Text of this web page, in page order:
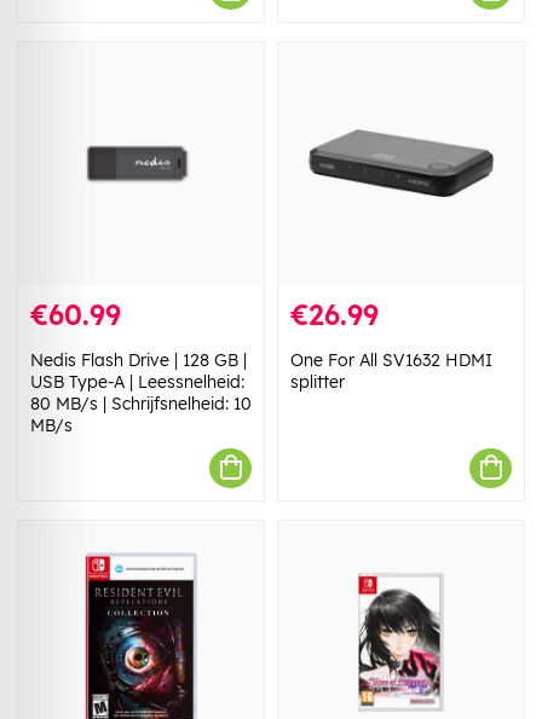
€60.99
Nedis Flash Drive | 128 GB |
USB Type-A | Leessnelheid:
80 MB/s | Schrijfsnelheid: 10
MB/s
€26.99
One For All SV1632 HDMI
splitter